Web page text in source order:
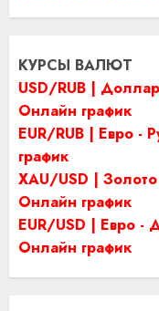
КУРСЫ ВАЛЮТ
USD/RUB |
Онлайн график
EUR/RUB | Евро -
график
XAU/USD |
Онлайн график
EUR/USD | Евро -
Онлайн график